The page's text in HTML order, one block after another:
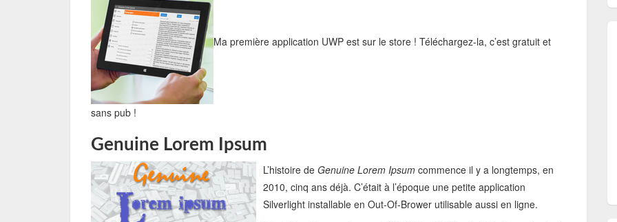
Ma première application UWP est sur le store ! Téléchargez-la, c’est gratuit et
sans pub !
Genuine Lorem Ipsum
L’histoire de Genuine Lorem Ipsum commence il y a longtemps, en
2010, cinq ans déjà. C’était à l’époque une petite application
Silverlight installable en Out-Of-Brower utilisable aussi en ligne.